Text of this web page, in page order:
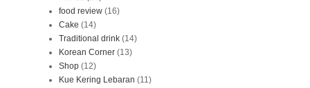
food review (16)
Cake (14)
Traditional drink (14)
Korean Corner (13)
Shop (12)
Kue Kering Lebaran (11)